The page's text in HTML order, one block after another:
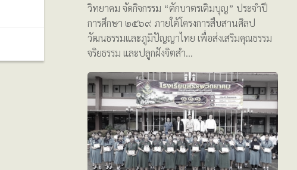
วิทยาคม จัดกิจกรรม “ตักบาตรเติมบุญ” ประจำปี
การศึกษา ๒๕๖๙ ภายใต้โครงการสืบสานศิลป
วัฒนธรรมและภูมิปัญญาไทย เพื่อส่งเสริมคุณธรรม
จริยธรรม และปลูกฝังจิตสำ…